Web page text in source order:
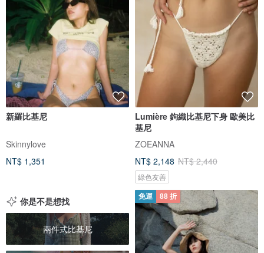
新羅比基尼
Skinnylove
NT$ 1,351
Lumière 鉤織比基尼下身 歐美比
基尼
ZOEANNA
NT$ 2,148 NT$ 2,440
綠色友善
你是不是想找
兩件式比基尼
免運 88 折